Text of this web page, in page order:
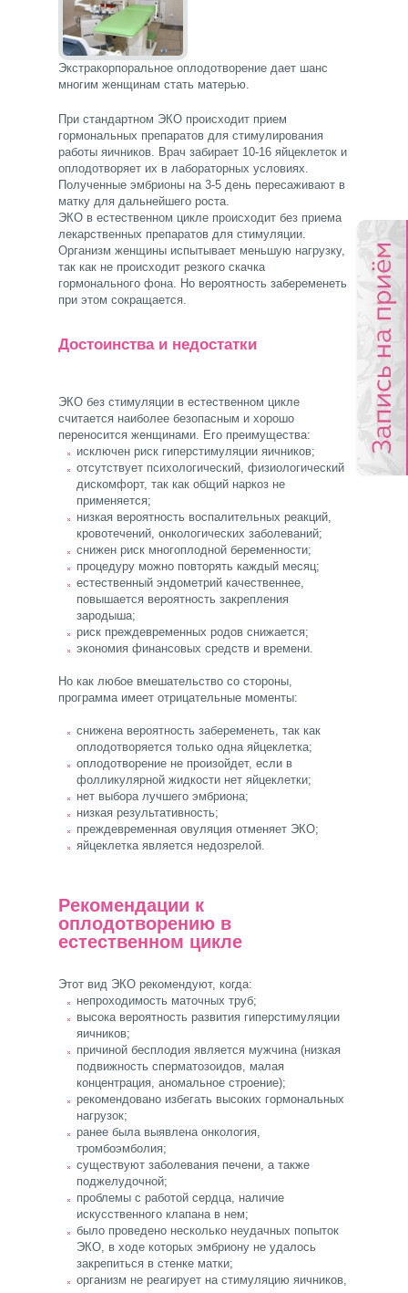
Экстракорпоральное оплодотворение дает шанс
многим женщинам стать матерью.
При стандартном ЭКО происходит прием
гормональных препаратов для стимулирования
работы яичников. Врач забирает 10-16 яйцеклеток и
оплодотворяет их в лабораторных условиях.
Полученные эмбрионы на 3-5 день пересаживают в
матку для дальнейшего роста.
ЭКО в естественном цикле происходит без приема
лекарственных препаратов для стимуляции.
Организм женщины испытывает меньшую нагрузку,
так как не происходит резкого скачка
гормонального фона. Но вероятность забеременеть
при этом сокращается.
Достоинства и недостатки
ЭКО без стимуляции в естественном цикле
считается наиболее безопасным и хорошо
переносится женщинами. Его преимущества:
исключен риск гиперстимуляции яичников;
отсутствует психологический, физиологический
дискомфорт, так как общий наркоз не
применяется;
низкая вероятность воспалительных реакций,
кровотечений, онкологических заболеваний;
снижен риск многоплодной беременности;
процедуру можно повторять каждый месяц;
естественный эндометрий качественнее,
повышается вероятность закрепления
зародыша;
риск преждевременных родов снижается;
экономия финансовых средств и времени.
Но как любое вмешательство со стороны,
программа имеет отрицательные моменты:
снижена вероятность забеременеть, так как
оплодотворяется только одна яйцеклетка;
оплодотворение не произойдет, если в
фолликулярной жидкости нет яйцеклетки;
нет выбора лучшего эмбриона;
низкая результативность;
преждевременная овуляция отменяет ЭКО;
яйцеклетка является недозрелой.
Рекомендации к
оплодотворению в
естественном цикле
Этот вид ЭКО рекомендуют, когда:
непроходимость маточных труб;
высока вероятность развития гиперстимуляции
яичников;
причиной бесплодия является мужчина (низкая
подвижность сперматозоидов, малая
концентрация, аномальное строение);
рекомендовано избегать высоких гормональных
нагрузок;
ранее была выявлена онкология,
тромбоэмболия;
существуют заболевания печени, а также
поджелудочной;
проблемы с работой сердца, наличие
искусственного клапана в нем;
было проведено несколько неудачных попыток
ЭКО, в ходе которых эмбриону не удалось
закрепиться в стенке матки;
организм не реагирует на стимуляцию яичников,